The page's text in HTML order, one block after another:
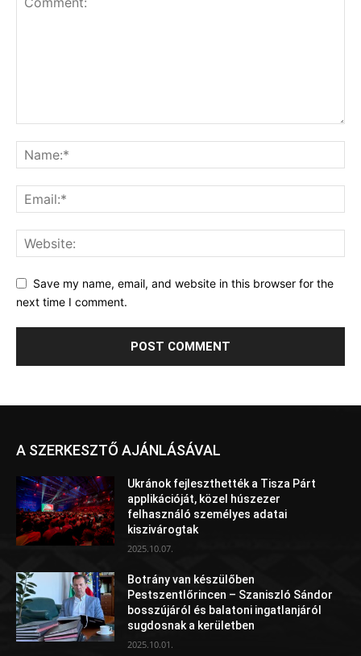
Save my name, email, and website in this browser for the
next time I comment.
A SZERKESZTŐ AJÁNLÁSÁVAL
Ukránok fejleszthették a Tisza Párt
applikációját, közel húszezer
felhasználó személyes adatai
kiszivárogtak
2025.10.07.
Botrány van készülőben
Pestszentlőrincen – Szaniszló Sándor
bosszújáról és balatoni ingatlanjáról
sugdosnak a kerületben
2025.10.01.